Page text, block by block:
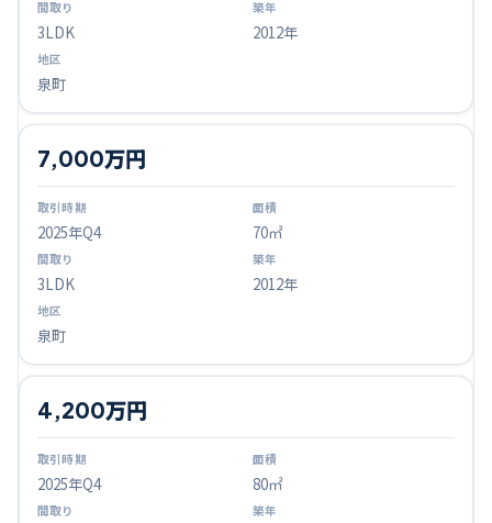
3LDK 2012年
泉町
2025年Q4
7,000万円
70㎡
3LDK 2012年
泉町
2025年Q4
4,200万円
80㎡